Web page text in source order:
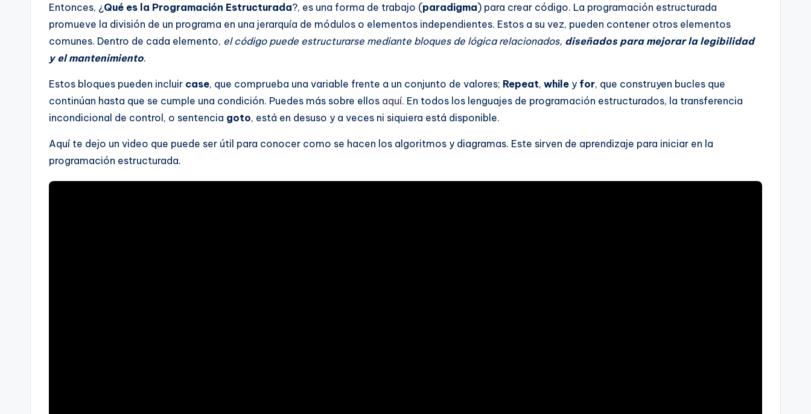
Entonces, ¿ Qué es la Programación Estructurada?, es una forma de trabajo (paradigma) para crear código. La programación estructurada
promueve la división de un programa en una jerarquía de módulos o elementos independientes. Estos a su vez, pueden contener otros elementos
comunes. Dentro de cada elemento, el código puede estructurarse mediante bloques de lógica relacionados, diseñados para mejorar la legibilidad
y el mantenimiento.
Estos bloques pueden incluir case, que comprueba una variable frente a un conjunto de valores; Repeat, while y for, que construyen bucles que
continúan hasta que se cumple una condición. Puedes más sobre ellos aquí. En todos los lenguajes de programación estructurados, la transferencia
incondicional de control, o sentencia goto, está en desuso y a veces ni siquiera está disponible.
Aquí te dejo un video que puede ser útil para conocer como se hacen los algoritmos y diagramas. Este sirven de aprendizaje para iniciar en la
programación estructurada.